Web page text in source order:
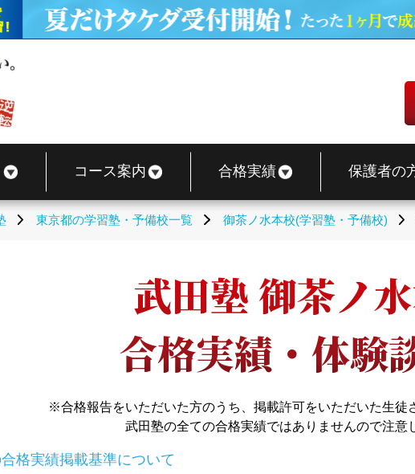
コース案内 合格実績 保護者の
東京都の学習塾・予備校一覧 御茶ノ水本校(学習塾・予備校)
武田塾 御茶ノ
合格実績・体験
※合格報告をいただいた方のうち、掲載許可をいただいた生徒
武田塾の全ての合格実績ではありませんので注意
格実績掲載基準について